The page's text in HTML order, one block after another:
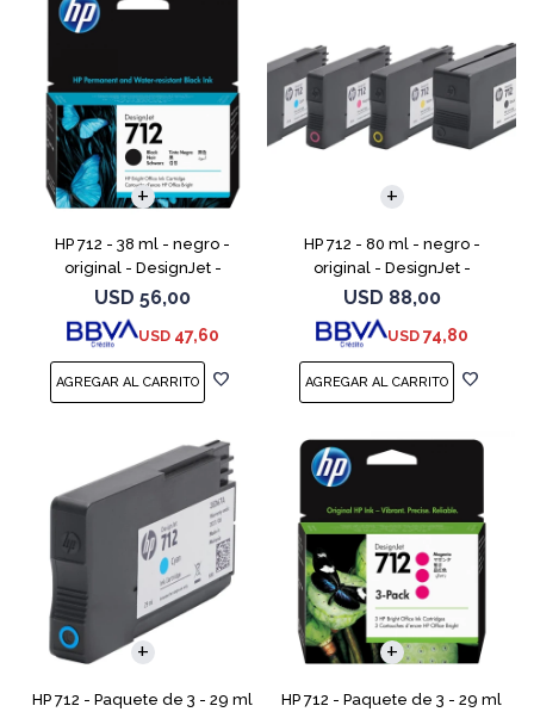
HP 712 - 38 ml - negro -
original - DesignJet -
cartucho de tinta - para
DesignJet Studio, T210, T230,
T250, T630, T650
USD 56,00
USD 47,60
HP 712 - 80 ml - negro -
original - DesignJet -
cartucho de tinta - para
DesignJet Studio, T210, T230,
T250, T630, T650
USD 88,00
USD 74,80
HP 712 - Paquete de 3 - 29 ml
HP 712 - Paquete de 3 - 29 ml